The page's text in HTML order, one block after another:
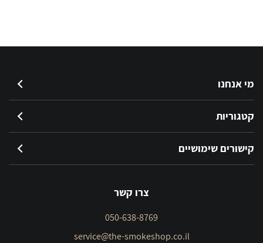
מי אנחנו
קטגוריות
קישורים שימושיים
צרו קשר
050-638-8769
service@the-smokeshop.co.il